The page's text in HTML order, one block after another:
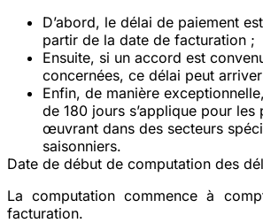
D’abord, le délai de paiement
partir de la date de facturation ;
Ensuite, si un accord est
concernées, ce délai peut
Enfin, de manière
de 180 jours s’applique pour les
œuvrant dans des secteurs
saisonniers.
Date de début de computation des
La computation commence à
facturation.